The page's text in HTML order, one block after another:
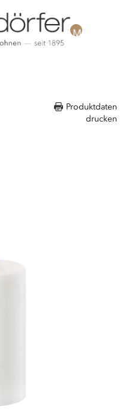
Produktdaten
drucken